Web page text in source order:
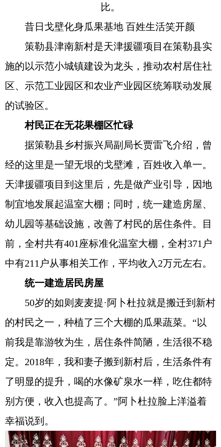
比。
昔日戈壁化身瓜果基地 百姓生活笑开颜
策勒县津南新村是天津援疆项目在策勒县实
施的以示范小城镇建设为龙头，推动农村居住社
区、示范工业园区和农业产业园区统筹联动发展
的试验区。
村民正在无花果棚区忙碌
据策勒县乡村振兴局副局长贾雷飞介绍，曾
经的这里是一望无垠的戈壁滩，百姓收入单一。
天津援疆项目到这里后，先是做产业引导，因地
制宜地发展起温室大棚；同时，统一建造房屋、
幼儿园等基础设施，改善了村民的居住条件。目
前，全村共有401座标准化温室大棚，全村371户
中有211户从事相关工作，平均收入2万元左右。
统一建造居民房屋
50岁的如则麦麦提·阿卜杜拉就是搬迁到新村
的村民之一，种植了三个大棚的瓜果蔬菜。“以
前我是靠游牧为生，居住条件简陋，生活很不稳
定。2018年，我和妻子搬到新村后，生活条件有
了明显的提升，喝的水像矿泉水一样，吃住都特
别方便，收入也提高了。”阿卜杜拉脸上洋溢着
幸福说到。